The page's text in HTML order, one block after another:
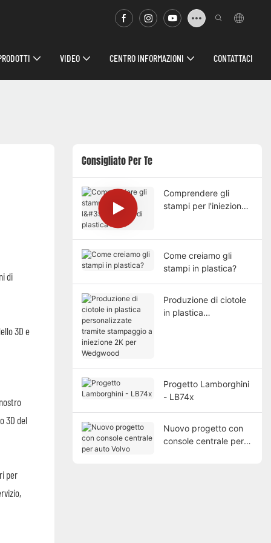
VIDEO CENTRO INFORMAZIONI CONTATTACI
di
3D e
3D del
per
Consigliato Per Te
Comprendere gli
stampi per l'iniezione
Come creiamo gli
stampi in plastica?
Produzione di ciotole
in plastica
Progetto Lamborghini
- LB74x
Nuovo progetto con
console centrale per